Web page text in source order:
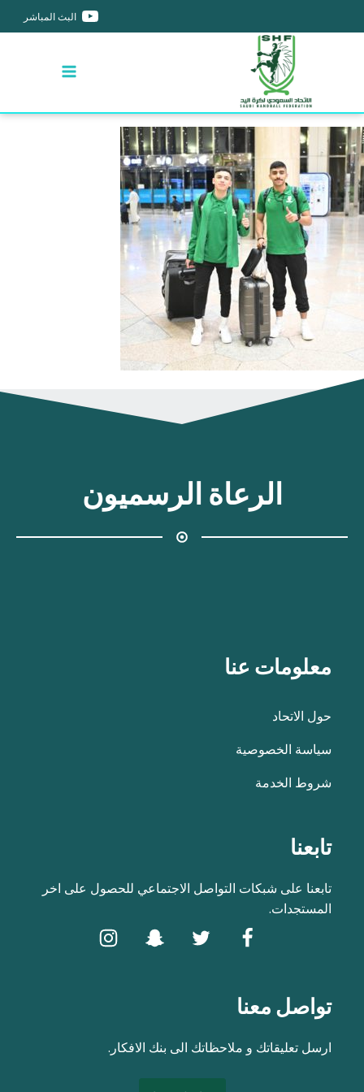
البث المباشر
الرعاة الرسميون
معلومات عنا
حول الاتحاد
سياسة الخصوصية
شروط الخدمة
تابعنا
تابعنا على شبكات التواصل الاجتماعي للحصول على اخر
المستجدات.
تواصل معنا
ارسل تعليقاتك و ملاحظاتك الى بنك الافكار.